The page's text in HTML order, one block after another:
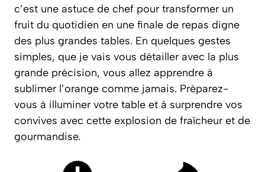
c’est une astuce de chef pour transformer un
fruit du quotidien en une finale de repas digne
des plus grandes tables. En quelques gestes
simples, que je vais vous détailler avec la plus
grande précision, vous allez apprendre à
sublimer l’orange comme jamais. Préparez-
vous à illuminer votre table et à surprendre vos
convives avec cette explosion de fraîcheur et de
gourmandise.